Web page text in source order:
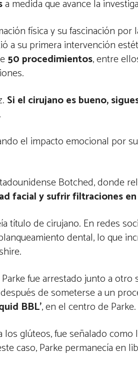
a medida que avance la
física y su fascinación por
a su primera intervención
50 procedimientos, entre
Si el cirujano es bueno,
el impacto emocional por
Botched, donde
facial y sufrir filtraciones
título de cirujano. En redes
dental, lo que
fue arrestado junto a otro
de someterse a un
BBL’, en el centro de Parke.
glúteos, fue señalado como
caso, Parke permanecía en